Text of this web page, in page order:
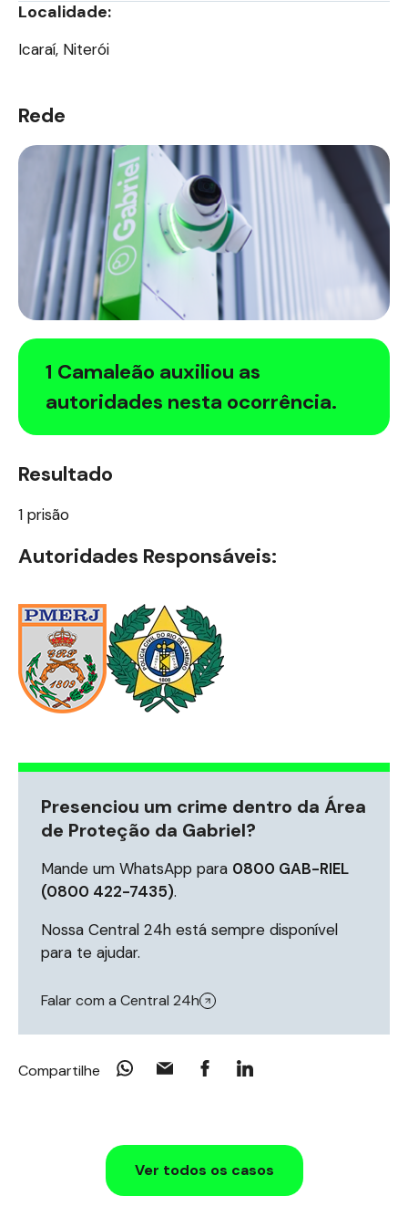
Localidade:
Icaraí, Niterói
Rede
1 Camaleão auxiliou as
autoridades nesta ocorrência.
Resultado
1 prisão
Autoridades Responsáveis:
Presenciou um crime dentro da Área
de Proteção da Gabriel?
Mande um WhatsApp para 0800 GAB-RIEL
(0800 422-7435).
Nossa Central 24h está sempre disponível
para te ajudar.
Falar com a Central 24h
Compartilhe
Ver todos os casos